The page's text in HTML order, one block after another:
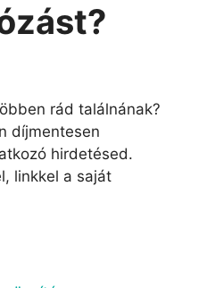
rád találnának?
díjmentesen
hirdetésed.
linkkel a saját